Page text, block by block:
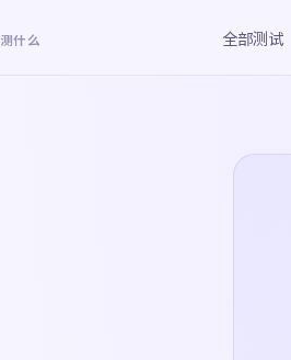
测什么 全部测试